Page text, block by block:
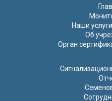
Наши
Об
Орган